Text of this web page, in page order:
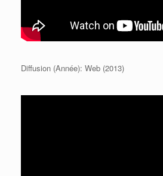
Diffusion (Année): Web (2013)